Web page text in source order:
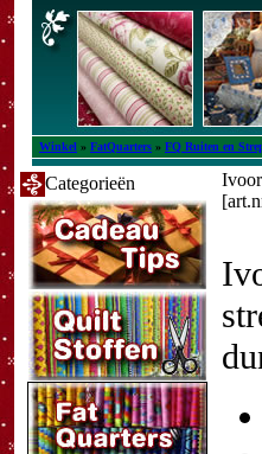
Winkel » FatQuarters » FQ Ruiten en
Categorieën